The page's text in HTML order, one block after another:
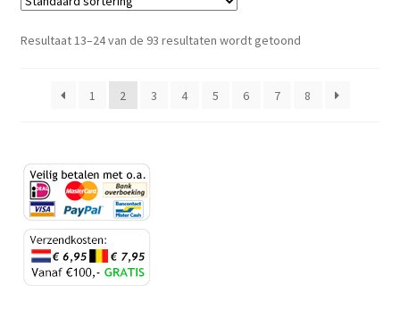
Resultaat 13–24 van de 93 resultaten wordt getoond
1 2 3 4 5 6 7 8